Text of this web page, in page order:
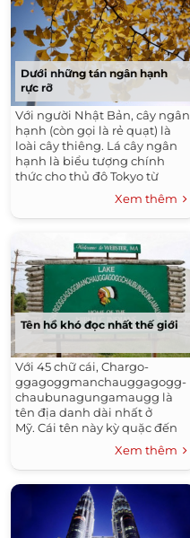
Dưới những tán ngân hạnh
rực rỡ
Với người Nhật Bản, cây ngân
hạnh (còn gọi là rẻ quạt) là
loài cây thiêng. Lá cây ngân
hạnh là biểu tượng chính
thức cho thủ đô Tokyo từ
tháng 6/1989, mang ý nghĩa
của vẻ đẹp, sự thanh bình,
phồn thịnh và phát triển.
Xem thêm
Tên hồ khó đọc nhất thế giới
Với 45 chữ cái, Chargo-
ggagoggmanchauggagogg-
chaubunagungamaugg là
tên địa danh dài nhất ở
Mỹ. Cái tên này kỳ quặc đến
nỗi những người nghĩ ra nó
cũng không thể nào phát âm
được.
Xem thêm